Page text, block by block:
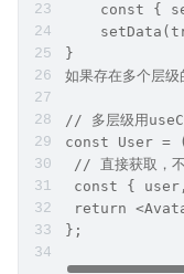
const {
}
如果存在多个层
// 多层级用
const User =
// 直接获取，不
const {
return
};